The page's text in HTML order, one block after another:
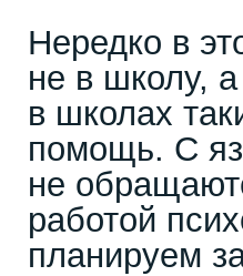
Нередко в
не в школу,
в школах
помощь. С
не
работой
планируем